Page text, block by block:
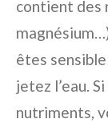
contient des
êtes
jetez l’eau.
nutriments,